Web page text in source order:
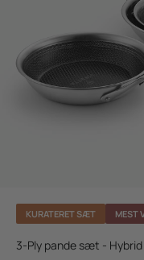
KURATERET SÆT MEST
3-Ply pande sæt - Hybrid